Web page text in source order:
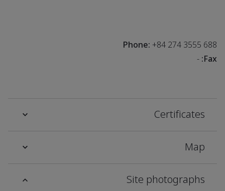
Phone:+84 274 3555 688
Fax:
-
Certificates
Map
Site photographs